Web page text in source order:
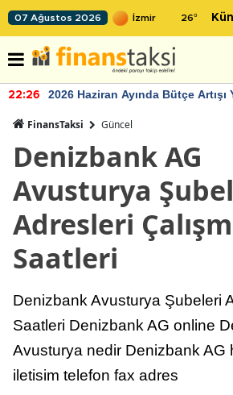
07 Ağustos 2026 26°
22:24 TCMB'nin rezervlerinde artan
FinansTaksi Güncel
Denizbank AG
Avusturya
Adresleri
Saatleri
Denizbank Avusturya Şubeleri
Saatleri Denizbank AG online
Avusturya nedir Denizbank AG
iletisim telefon fax adres